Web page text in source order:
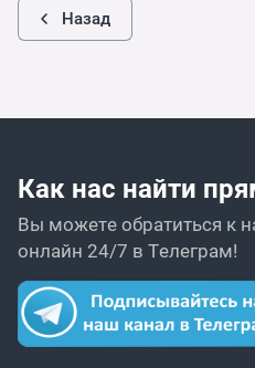
Назад
Как нас найти
Вы можете обратиться к
онлайн 24/7 в Телеграм!